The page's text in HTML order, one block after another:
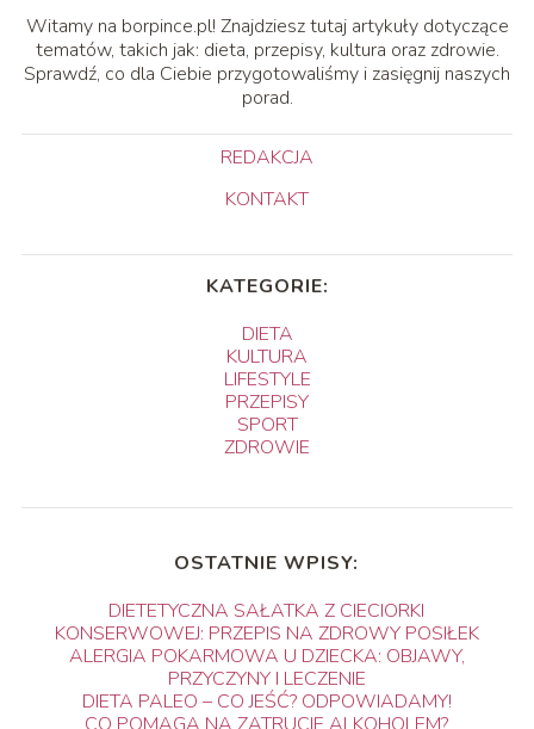
Witamy na borpince.pl! Znajdziesz tutaj artykuły dotyczące
tematów, takich jak: dieta, przepisy, kultura oraz zdrowie.
Sprawdź, co dla Ciebie przygotowaliśmy i zasięgnij naszych
porad.
REDAKCJA
KONTAKT
KATEGORIE:
DIETA
KULTURA
LIFESTYLE
PRZEPISY
SPORT
ZDROWIE
OSTATNIE WPISY:
DIETETYCZNA SAŁATKA Z CIECIORKI
KONSERWOWEJ: PRZEPIS NA ZDROWY POSIŁEK
ALERGIA POKARMOWA U DZIECKA: OBJAWY,
PRZYCZYNY I LECZENIE
DIETA PALEO – CO JEŚĆ? ODPOWIADAMY!